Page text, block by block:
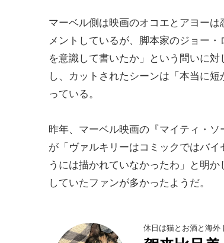
マーベル側は映画のオコエとアヨー
メントしているが、脚本家のジョー
を意識して書いたか」という問いに
し、カットされたシーンは「本当に
っている。
昨年、マーベル映画の『マイティ・
が「ヴァルキリーはコミックではバ
うには描かれていなかったわ」と明
していたファンが多かったようだ。
休日は猫とお酒と海外